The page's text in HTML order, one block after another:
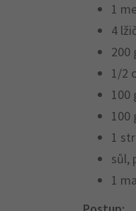
1
4
200
1/2
100
100
1
sůl,
1